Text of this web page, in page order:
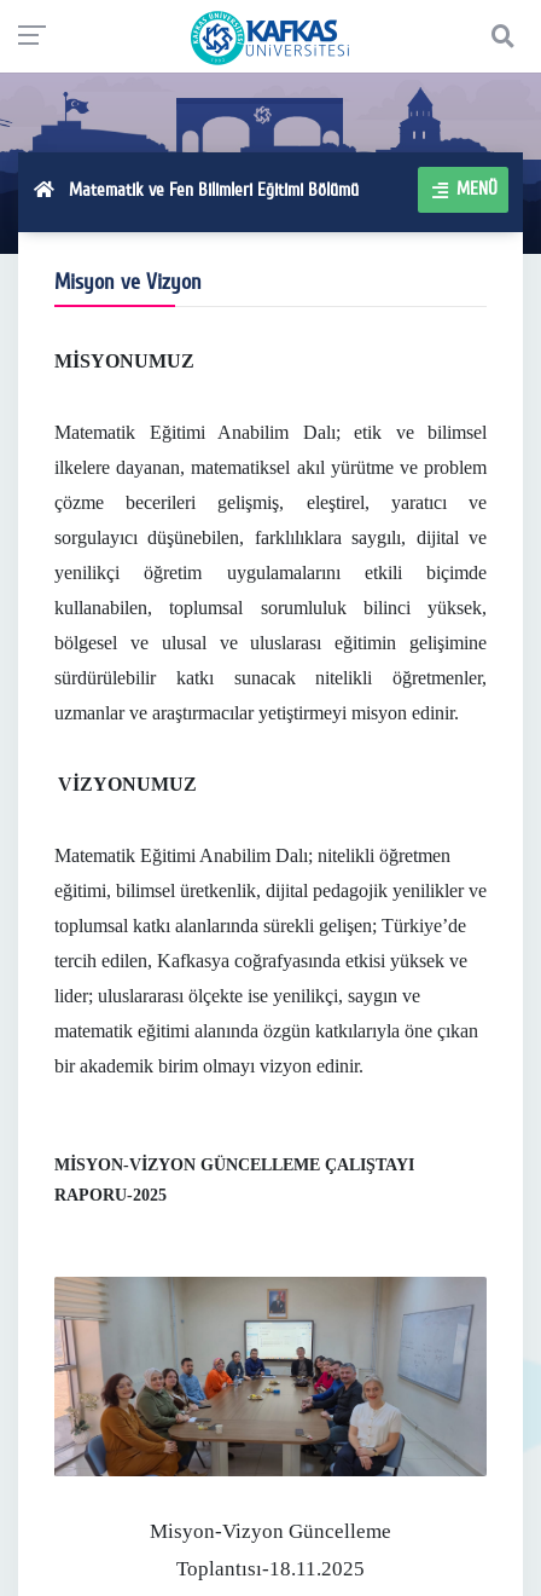
Matematik ve Fen Bilimleri Eğitimi Bölümü MENÜ
Misyon ve Vizyon
MİSYONUMUZ
Matematik Eğitimi Anabilim Dalı; etik ve bilimsel
ilkelere dayanan, matematiksel akıl yürütme ve problem
çözme becerileri gelişmiş, eleştirel, yaratıcı ve
sorgulayıcı düşünebilen, farklılıklara saygılı, dijital ve
yenilikçi öğretim uygulamalarını etkili biçimde
kullanabilen, toplumsal sorumluluk bilinci yüksek,
bölgesel ve ulusal ve uluslarası eğitimin gelişimine
sürdürülebilir katkı sunacak nitelikli öğretmenler,
uzmanlar ve araştırmacılar yetiştirmeyi misyon edinir.
VİZYONUMUZ
Matematik Eğitimi Anabilim Dalı; nitelikli öğretmen
eğitimi, bilimsel üretkenlik, dijital pedagojik yenilikler ve
toplumsal katkı alanlarında sürekli gelişen; Türkiye’de
tercih edilen, Kafkasya coğrafyasında etkisi yüksek ve
lider; uluslararası ölçekte ise yenilikçi, saygın ve
matematik eğitimi alanında özgün katkılarıyla öne çıkan
bir akademik birim olmayı vizyon edinir.
MİSYON-VİZYON GÜNCELLEME ÇALIŞTAYI
RAPORU-2025
Misyon-Vizyon Güncelleme
Toplantısı-18.11.2025